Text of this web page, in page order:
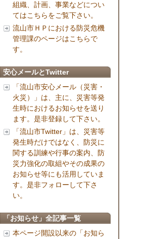
組織、計画、事業などについ
てはこちらをご覧下さい。
流山市ＨＰにおける防災危機
管理課のページはこちらで
す。
安心メールとTwitter
「流山市安心メール（災害・
火災）」は、主に、災害等発
生時におけるお知らせを送り
ます。是非登録して下さい。
「流山市Twitter」は、災害等
発生時だけではなく、防災に
関する訓練や行事の案内、防
災力強化の取組やその成果の
お知らせ等にも活用していま
す。是非フォローして下さ
い。
「お知らせ」全記事一覧
本ページ開設以来の「お知ら